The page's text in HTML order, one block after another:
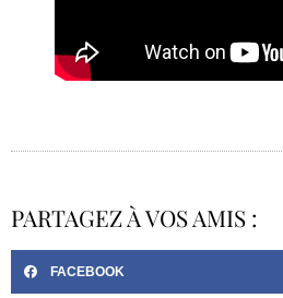
PARTAGEZ À VOS AMIS :
FACEBOOK